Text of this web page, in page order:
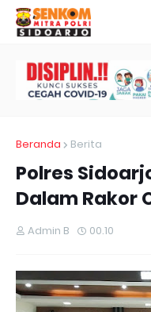
Beranda Berita
Polres
Dalam Rakor
Admin B 00.10